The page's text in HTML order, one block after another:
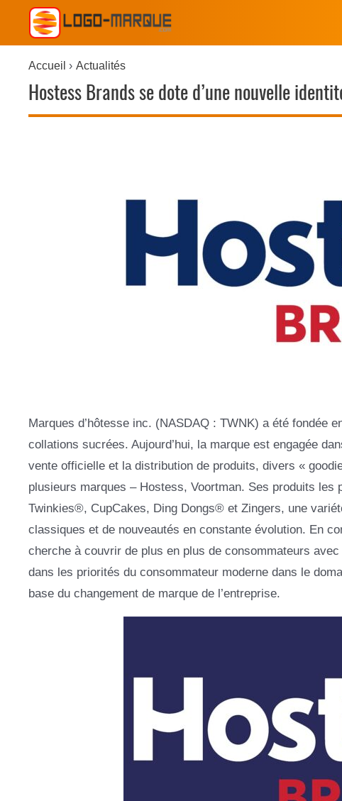
Accueil Actualités
Hostess Brands se dote d’une nouvelle
Marques d’hôtesse inc. (NASDAQ : TWNK) a été fondée
collations sucrées. Aujourd’hui, la marque est engagée
vente officielle et la distribution de produits, divers «
plusieurs marques – Hostess, Voortman. Ses produits
Twinkies®, CupCakes, Ding Dongs® et Zingers, une
classiques et de nouveautés en constante évolution. En
cherche à couvrir de plus en plus de consommateurs
dans les priorités du consommateur moderne dans le
base du changement de marque de l’entreprise.